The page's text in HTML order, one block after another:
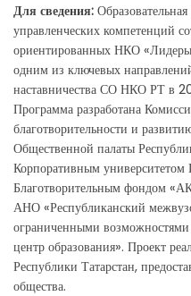
Для сведения:
управленческих компетенций
ориентированных НКО «Лидеры
одним из ключевых
наставничества СО НКО РТ в
Программа разработана
благотворительности и
Общественной палаты
Корпоративным
Благотворительным фондом
АНО «Республиканский
ограниченными
центр образования». Проект
Республики Татарстан,
общества.